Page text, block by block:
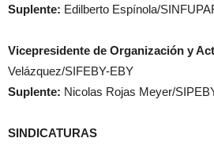
Suplente: Edilberto Espínola/
Vicepresidente de Organización y
Velázquez/SIFEBY-EBY
Suplente: Nicolas Rojas Meyer/
SINDICATURAS